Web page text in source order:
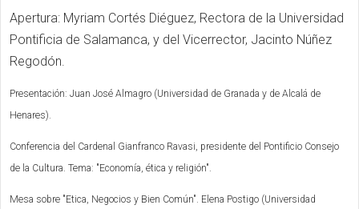
Apertura: Myriam Cortés Diéguez, Rectora de la Universidad
Pontificia de Salamanca, y del Vicerrector, Jacinto Núñez
Regodón.
Presentación: Juan José Almagro (Universidad de Granada y de Alcalá de
Henares).
Conferencia del Cardenal Gianfranco Ravasi, presidente del Pontificio Consejo
de la Cultura. Tema: "Economía, ética y religión".
Mesa sobre "Etica, Negocios y Bien Común". Elena Postigo (Universidad